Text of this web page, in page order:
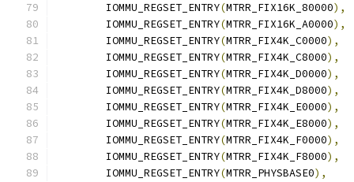
	IOMMU_REGSET_ENTRY
(MTRR_FIX16K_80000),
	IOMMU_REGSET_ENTRY
(MTRR_FIX16K_A0000),
	IOMMU_REGSET_ENTRY
(MTRR_FIX4K_C0000),
	IOMMU_REGSET_ENTRY
(MTRR_FIX4K_C8000),
	IOMMU_REGSET_ENTRY
(MTRR_FIX4K_D0000),
	IOMMU_REGSET_ENTRY
(MTRR_FIX4K_D8000),
	IOMMU_REGSET_ENTRY
(MTRR_FIX4K_E0000),
	IOMMU_REGSET_ENTRY
(MTRR_FIX4K_E8000),
	IOMMU_REGSET_ENTRY
(MTRR_FIX4K_F0000),
	IOMMU_REGSET_ENTRY
(MTRR_FIX4K_F8000),
	IOMMU_REGSET_ENTRY
(MTRR_PHYSBASE0),